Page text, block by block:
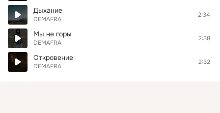
Дыхание
DEMAFRA
2:34
Мы не горы
DEMAFRA
2:38
Откровение
DEMAFRA
2:32